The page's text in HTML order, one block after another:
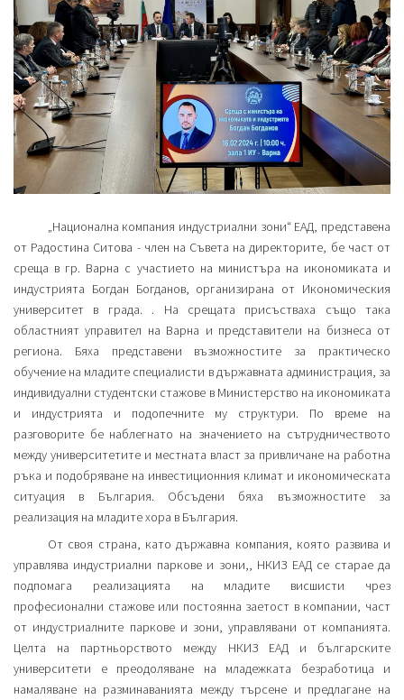
„Национална компания индустриални зони“ ЕАД, представена
от Радостина Ситова - член на Съвета на директорите, бе част от
среща в гр. Варна с участието на министъра на икономиката и
индустрията Богдан Богданов, организирана от Икономическия
университет в града. . На срещата присъстваха също така
областният управител на Варна и представители на бизнеса от
региона. Бяха представени възможностите за практическо
обучение на младите специалисти в държавната администрация, за
индивидуални студентски стажове в Министерство на икономиката
и индустрията и подопечните му структури. По време на
разговорите бе наблегнато на значението на сътрудничеството
между университетите и местната власт за привличане на работна
ръка и подобряване на инвестиционния климат и икономическата
ситуация в България. Обсъдени бяха възможностите за
реализация на младите хора в България.
От своя страна, като държавна компания, която развива и
управлява индустриални паркове и зони,, НКИЗ ЕАД се старае да
подпомага реализацията на младите висшисти чрез
професионални стажове или постоянна заетост в компании, част
от индустриалните паркове и зони, управлявани от компанията.
Целта на партньорството между НКИЗ ЕАД и българските
университети е преодоляване на младежката безработица и
намаляване на разминаванията между търсене и предлагане на